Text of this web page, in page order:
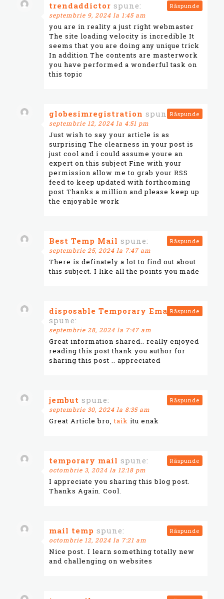
trendaddictor spune:
septembrie 9, 2024 la 1:45 am
you are in reality a just right webmaster
The site loading velocity is incredible It
seems that you are doing any unique trick
In addition The contents are masterwork
you have performed a wonderful task on
this topic
Răspunde
globesimregistration spune:
septembrie 12, 2024 la 4:51 pm
Just wish to say your article is as
surprising The clearness in your post is
just cool and i could assume youre an
expert on this subject Fine with your
permission allow me to grab your RSS
feed to keep updated with forthcoming
post Thanks a million and please keep up
the enjoyable work
Răspunde
Best Temp Mail spune:
septembrie 25, 2024 la 7:47 am
There is definately a lot to find out about
this subject. I like all the points you made
Răspunde
disposable Temporary Email
spune:
septembrie 28, 2024 la 7:47 am
Great information shared.. really enjoyed
reading this post thank you author for
sharing this post .. appreciated
Răspunde
jembut spune:
septembrie 30, 2024 la 8:35 am
Great Article bro,taik itu enak
Răspunde
temporary mail spune:
octombrie 3, 2024 la 12:18 pm
I appreciate you sharing this blog post.
Thanks Again. Cool.
Răspunde
mail temp spune:
octombrie 12, 2024 la 7:21 am
Nice post. I learn something totally new
and challenging on websites
Răspunde